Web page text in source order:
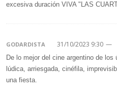
excesiva duración VIVA "LAS
GODARDISTA 31/10/2023 9:30 —
De lo mejor del cine argentino de
lúdica, arriesgada, cinéfila,
una fiesta.